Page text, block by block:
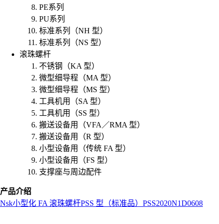
PE系列
PU系列
标准系列（NH 型）
标准系列（NS 型）
滚珠螺杆
不锈钢（KA 型）
微型细导程（MA 型）
微型细导程（MS 型）
工具机用（SA 型）
工具机用（SS 型）
搬送设备用（VFA／RMA 型）
搬送设备用（R 型）
小型设备用（传统 FA 型）
小型设备用（FS 型）
支撑座与周边配件
产品介绍
Nsk小型化 FA 滚珠螺杆PSS 型（标准品） PSS2020N1D0608